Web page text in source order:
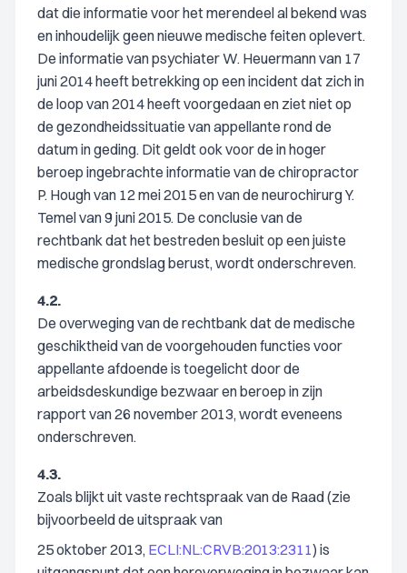
dat die informatie voor het merendeel al bekend was
en inhoudelijk geen nieuwe medische feiten oplevert.
De informatie van psychiater W. Heuermann van 17
juni 2014 heeft betrekking op een incident dat zich in
de loop van 2014 heeft voorgedaan en ziet niet op
de gezondheidssituatie van appellante rond de
datum in geding. Dit geldt ook voor de in hoger
beroep ingebrachte informatie van de chiropractor
P. Hough van 12 mei 2015 en van de neurochirurg Y.
Temel van 9 juni 2015. De conclusie van de
rechtbank dat het bestreden besluit op een juiste
medische grondslag berust, wordt onderschreven.
4.2.
De overweging van de rechtbank dat de medische
geschiktheid van de voorgehouden functies voor
appellante afdoende is toegelicht door de
arbeidsdeskundige bezwaar en beroep in zijn
rapport van 26 november 2013, wordt eveneens
onderschreven.
4.3.
Zoals blijkt uit vaste rechtspraak van de Raad (zie
bijvoorbeeld de uitspraak van
25 oktober 2013, ECLI:NL:CRVB:2013:2311) is